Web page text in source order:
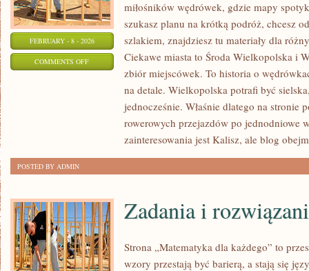
FEBRUARY - 8 - 2026
COMMENTS OFFON
SZAMOTUŁY
miłośników wędrówek, gdzie mapy
szukasz planu na krótką podróż, chcesz
szlakiem, znajdziesz tu materiały dla
Ciekawe miasta to Środa Wielkopolska i
zbiór miejscówek. To historia o
na detale. Wielkopolska potrafi być
jednocześnie. Właśnie dlatego na stronie
rowerowych przejazdów po jednodniowe
zainteresowania jest Kalisz, ale blog
POSTED BY ADMIN
Zadania i
Strona „Matematyka dla każdego” to
wzory przestają być barierą, a stają się